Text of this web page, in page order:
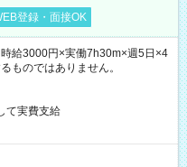
登録・面接OK
給3000円×実働7h30m×週5日×4
ものではありません。
て実費支給